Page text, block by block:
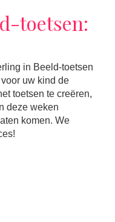
toetsen:
in Beeld-toetsen
uw kind de
toetsen te creëren,
deze weken
komen. We